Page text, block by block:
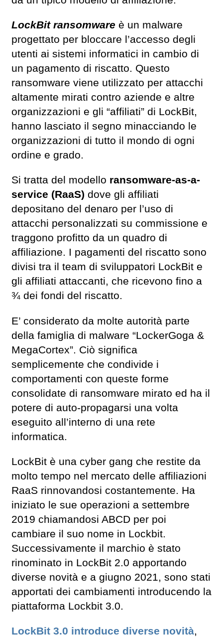
LockBit ransomware è un malware
progettato per bloccare l’accesso degli
utenti ai sistemi informatici in cambio di
un pagamento di riscatto. Questo
ransomware viene utilizzato per attacchi
altamente mirati contro aziende e altre
organizzazioni e gli “affiliati” di LockBit,
hanno lasciato il segno minacciando le
organizzazioni di tutto il mondo di ogni
ordine e grado.
Si tratta del modello ransomware-as-a-
service (RaaS) dove gli affiliati
depositano del denaro per l’uso di
attacchi personalizzati su commissione e
traggono profitto da un quadro di
affiliazione. I pagamenti del riscatto sono
divisi tra il team di sviluppatori LockBit e
gli affiliati attaccanti, che ricevono fino a
¾ dei fondi del riscatto.
E’ considerato da molte autorità parte
della famiglia di malware “LockerGoga &
MegaCortex”. Ciò significa
semplicemente che condivide i
comportamenti con queste forme
consolidate di ransomware mirato ed ha il
potere di auto-propagarsi una volta
eseguito all’interno di una rete
informatica.
LockBit è una cyber gang che restite da
molto tempo nel mercato delle affiliazioni
RaaS rinnovandosi costantemente. Ha
iniziato le sue operazioni a settembre
2019 chiamandosi ABCD per poi
cambiare il suo nome in Lockbit.
Successivamente il marchio è stato
rinominato in LockBit 2.0 apportando
diverse novità e a giugno 2021, sono stati
apportati dei cambiamenti introducendo la
piattaforma Lockbit 3.0.
LockBit 3.0 introduce diverse novità,